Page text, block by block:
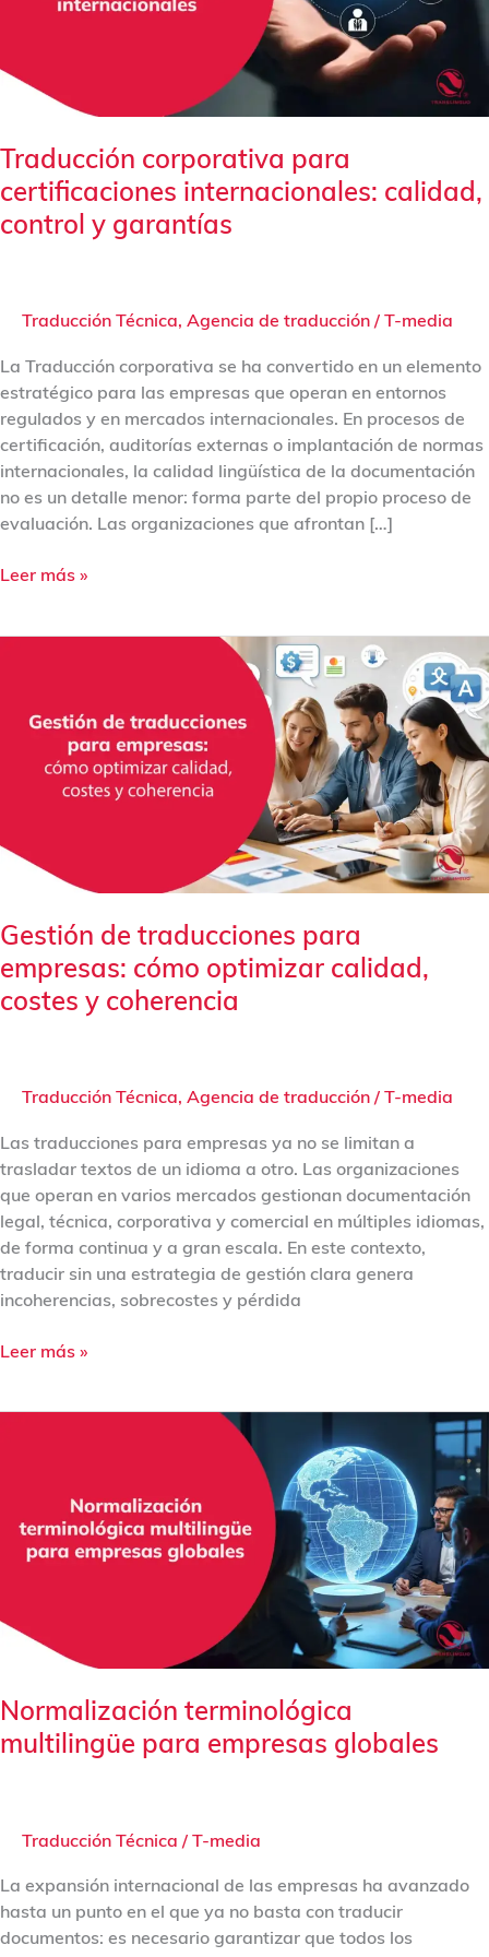
Traducción corporativa para
certificaciones internacionales: calidad,
control y garantías
Traducción Técnica, Agencia de traducción / T-media
La Traducción corporativa se ha convertido en un elemento
estratégico para las empresas que operan en entornos
regulados y en mercados internacionales. En procesos de
certificación, auditorías externas o implantación de normas
internacionales, la calidad lingüística de la documentación
no es un detalle menor: forma parte del propio proceso de
evaluación. Las organizaciones que afrontan […]
garantías
Leer más »
Gestión de traducciones para
empresas: cómo optimizar calidad,
costes y coherencia
Traducción Técnica, Agencia de traducción / T-media
Las traducciones para empresas ya no se limitan a
trasladar textos de un idioma a otro. Las organizaciones
que operan en varios mercados gestionan documentación
legal, técnica, corporativa y comercial en múltiples idiomas,
de forma continua y a gran escala. En este contexto,
traducir sin una estrategia de gestión clara genera
incoherencias, sobrecostes y pérdida
para
empresas:
costes
Leer más »
Normalización terminológica
multilingüe para empresas globales
Traducción Técnica / T-media
La expansión internacional de las empresas ha avanzado
hasta un punto en el que ya no basta con traducir
documentos: es necesario garantizar que todos los
empresas
globales